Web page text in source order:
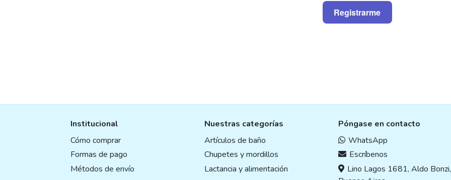
Registrarme
Institucional
Cómo comprar
Formas de pago
Métodos de envío
Nuestras categorías
Artículos de baño
Chupetes y mordillos
Lactancia y alimentación
Póngase en contacto
WhatsApp
Escríbenos
Lino Lagos 1681, Aldo Bonzi,